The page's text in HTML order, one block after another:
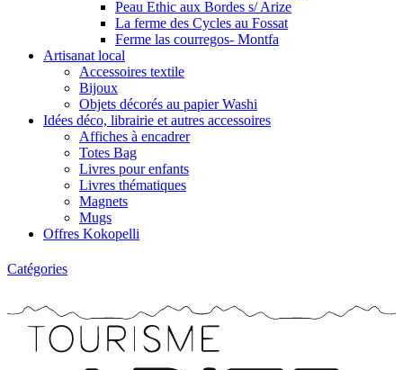
Peau Ethic aux Bordes s/ Arize
La ferme des Cycles au Fossat
Ferme las courregos- Montfa
Artisanat local
Accessoires textile
Bijoux
Objets décorés au papier Washi
Idées déco, librairie et autres accessoires
Affiches à encadrer
Totes Bag
Livres pour enfants
Livres thématiques
Magnets
Mugs
Offres Kokopelli
Catégories